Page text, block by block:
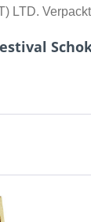
LTD.